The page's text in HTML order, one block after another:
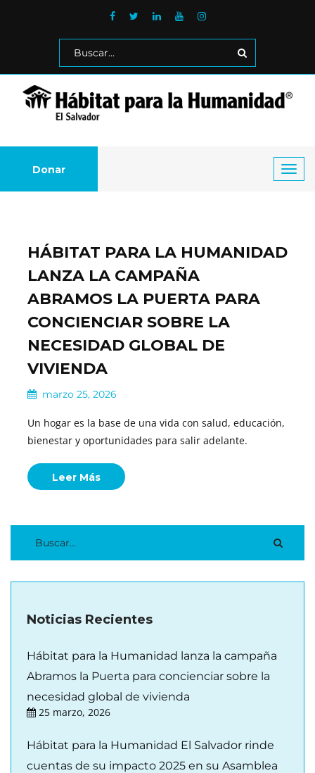
Donar
HÁBITAT PARA LA HUMANIDAD
LANZA LA CAMPAÑA
ABRAMOS LA PUERTA PARA
CONCIENCIAR SOBRE LA
NECESIDAD GLOBAL DE
VIVIENDA
marzo 25, 2026
Un hogar es la base de una vida con salud, educación,
bienestar y oportunidades para salir adelante.
Leer Más
Noticias Recientes
Hábitat para la Humanidad lanza la campaña
Abramos la Puerta para concienciar sobre la
necesidad global de vivienda
25 marzo, 2026
Hábitat para la Humanidad El Salvador rinde
cuentas de su impacto 2025 en su Asamblea